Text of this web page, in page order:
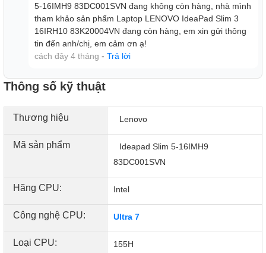
Kết Nối và Di Động
IdeaPad Slim 5 16IMH9 83DC001SVN hỗ trợ USB-C với
USB PD 3.0 và DisplayPort™ 1.4, HDMI, USB-A, và đầu
đọc thẻ microSD cho phép kết nối dễ dàng với nhiều thiết bị
và màn hình ngoài. Bên cạnh đó máy tích hợp kết nối không
dây WiFi 6E và Bluetooth 5.2 đảm bảo kết nối internet
nhanh và ổn định cũng như kết nối với các thiết bị ngoại vi.
Với trọng lượng 1.89 kg là khá nhẹ cho một laptop 16 inch,
dễ dàng mang theo bên mình khi di chuyển.
Tổng kết
Nếu nhu cầu của bạn bao gồm sự kết hợp giữa hiệu suất,
tính năng đồ họa tốt, và một màn hình chất lượng cao trong
5-16IMH9 83DC001SVN đang không còn hàng, nhà mình
tham khảo sản phẩm Laptop LENOVO IdeaPad Slim 3
16IRH10 83K20004VN đang còn hàng, em xin gửi thông
tin đến anh/chị, em cảm ơn ạ!
cách đây 4 tháng - Trả lời
Thông số kỹ thuật
Thương hiệu Lenovo
Mã sản phẩm
Ideapad Slim 5-16IMH9
83DC001SVN
Hãng CPU: Intel
Công nghệ CPU: Ultra 7
Loại CPU: 155H